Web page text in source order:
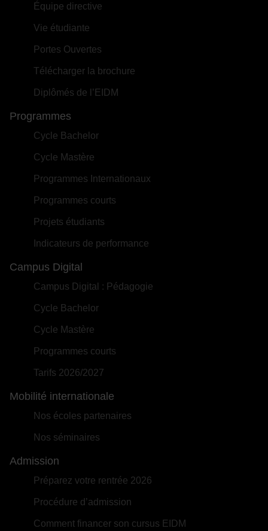
Équipe directive
Vie étudiante
Portes Ouvertes
Télécharger la brochure
Diplômés de l’EIDM
Programmes
Cycle Bachelor
Cycle Mastère
Programmes Internationaux
Programmes courts
Projets étudiants
Indicateurs de performance
Campus Digital
Campus Digital : Pédagogie
Cycle Bachelor
Cycle Mastère
Programmes courts
Tarifs 2026/2027
Mobilité internationale
Nos écoles partenaires
Nos séminaires
Admission
Préparez votre rentrée 2026
Procédure d’admission
Comment financer son cursus EIDM